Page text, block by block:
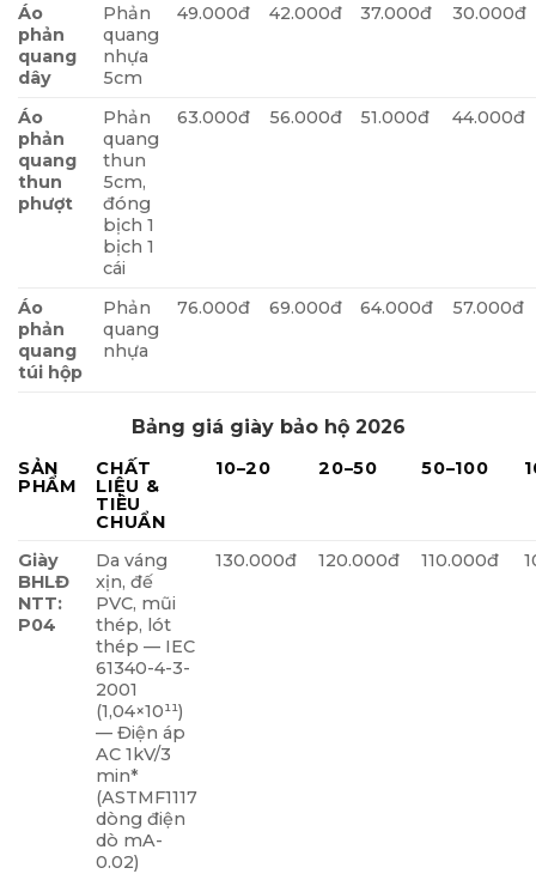
Áo
phản
quang
dây
Phản
quang
nhựa
5cm
49.000đ 42.000đ 37.000đ 30.000đ
Áo
phản
quang
thun
phượt
Phản
quang
thun
5cm,
đóng
bịch 1
bịch 1
cái
63.000đ 56.000đ 51.000đ 44.000đ
Áo
phản
quang
túi hộp
Phản
quang
nhựa
76.000đ 69.000đ 64.000đ 57.000đ
Bảng giá giày bảo hộ 2026
SẢN
PHẨM
CHẤT
LIỆU &
TIÊU
CHUẨN
10–20 20–50 50–100
Giày
BHLĐ
NTT:
P04
Da váng
xịn, đế
PVC, mũi
thép, lót
thép — IEC
61340-4-3-
2001
(1,04×10¹¹)
— Điện áp
AC 1kV/3
min*
(ASTMF1117
dòng điện
dò mA-
0.02)
130.000đ 120.000đ 110.000đ